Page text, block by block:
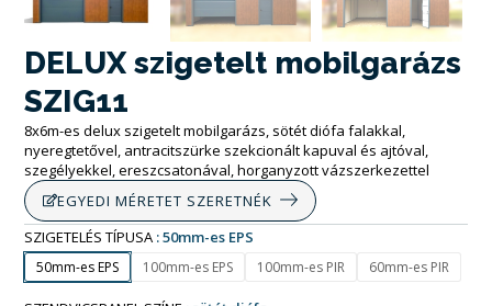
DELUX szigetelt mobilgarázs
SZIG11
8x6m-es delux szigetelt mobilgarázs, sötét diófa falakkal,
nyeregtetővel, antracitszürke szekcionált kapuval és ajtóval,
szegélyekkel, ereszcsatonával, horganyzott vázszerkezettel
EGYEDI MÉRETET SZERETNÉK
SZIGETELÉS TÍPUSA 50mm-es EPS
50mm-es EPS 100mm-es EPS 100mm-es PIR 60mm-es PIR